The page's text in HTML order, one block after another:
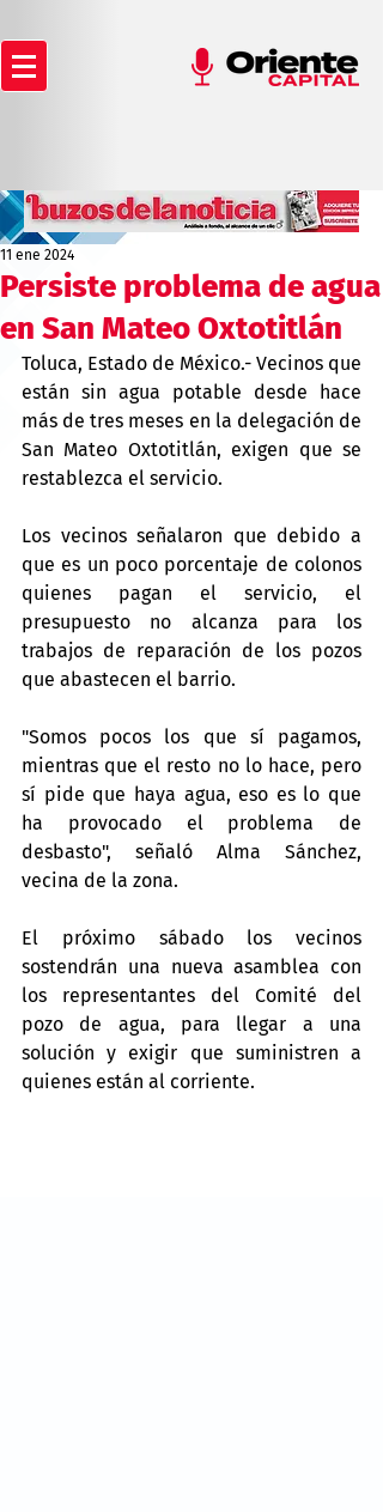
Persiste problema de agua
en San Mateo Oxtotitlán
11 ene 2024
Toluca, Estado de México.- Vecinos que
están sin agua potable desde hace
más de tres meses en la delegación de
San Mateo Oxtotitlán, exigen que se
restablezca el servicio.
Los vecinos señalaron que debido a
que es un poco porcentaje de colonos
quienes pagan el servicio, el
presupuesto no alcanza para los
trabajos de reparación de los pozos
que abastecen el barrio.
"Somos pocos los que sí pagamos,
mientras que el resto no lo hace, pero
sí pide que haya agua, eso es lo que
ha provocado el problema de
desbasto", señaló Alma Sánchez,
vecina de la zona.
El próximo sábado los vecinos
sostendrán una nueva asamblea con
los representantes del Comité del
pozo de agua, para llegar a una
solución y exigir que suministren a
quienes están al corriente.